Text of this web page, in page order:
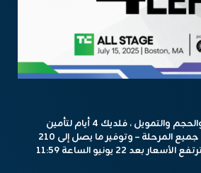
إذا كنت جادًا بشأن الجر والحجم والتمويل ، فلديك 4 أيام لتأمين
– وتوفير ما يصل إلى 210
دولار أثناء وجودك فيه. ترتفع الأسعار بعد 22 يونيو الساعة 11:59